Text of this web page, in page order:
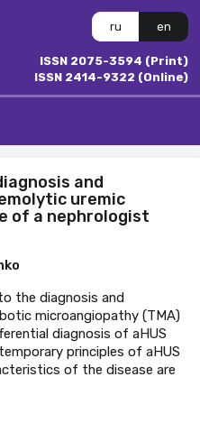
ru en
ISSN 2075-3594 (Print)
ISSN 2414-9322 (Online)
and
uremic
of a nephrologist
the diagnosis and
microangiopathy (TMA)
diagnosis of aHUS
principles of aHUS
of the disease are